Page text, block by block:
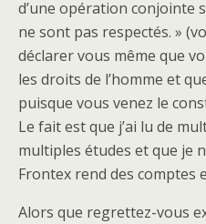
d’une opération conjointe
ne sont pas respectés. »
déclarer vous même que
les droits de l’homme et
puisque vous venez le
Le fait est que j’ai lu de
multiples études et que je
Frontex rend des comptes
Alors que regrettez-vous